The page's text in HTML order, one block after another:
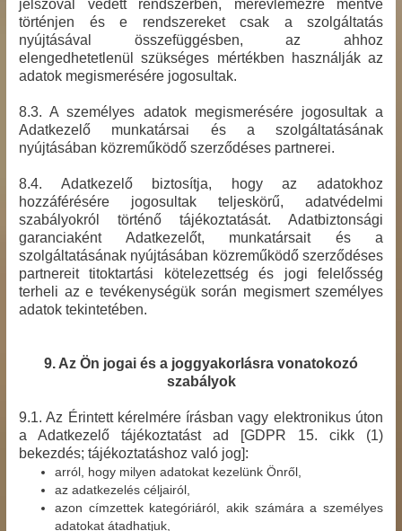
jelszóval védett rendszerben, merevlemezre mentve
történjen és e rendszereket csak a szolgáltatás
nyújtásával összefüggésben, az ahhoz
elengedhetetlenül szükséges mértékben használják az
adatok megismerésére jogosultak.
8.3. A személyes adatok megismerésére jogosultak a
Adatkezelő munkatársai és a szolgáltatásának
nyújtásában közreműködő szerződéses partnerei.
8.4. Adatkezelő biztosítja, hogy az adatokhoz
hozzáférésére jogosultak teljeskörű, adatvédelmi
szabályokról történő tájékoztatását. Adatbiztonsági
garanciaként Adatkezelőt, munkatársait és a
szolgáltatásának nyújtásában közreműködő szerződéses
partnereit titoktartási kötelezettség és jogi felelősség
terheli az e tevékenységük során megismert személyes
adatok tekintetében.
9. Az Ön jogai és a joggyakorlásra vonatokozó
szabályok
9.1. Az Érintett kérelmére írásban vagy elektronikus úton
a Adatkezelő tájékoztatást ad [GDPR 15. cikk (1)
bekezdés; tájékoztatáshoz való jog]:
arról, hogy milyen adatokat kezelünk Önről,
az adatkezelés céljairól,
azon címzettek kategóriáról, akik számára a személyes
adatokat átadhatjuk,